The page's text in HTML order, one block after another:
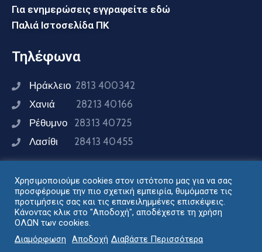
Για ενημερώσεις εγγραφείτε εδώ
Παλιά Ιστοσελίδα ΠΚ
Τηλέφωνα
Ηράκλειο 2813 400342
Χανιά 28213 40166
Ρέθυμνο 28313 40725
Λασίθι 28413 40455
Συνδεθείτε μαζί μας
Σχεδιασμός - Ανάπτυξη: Διεύθυνση Ηλεκτρονικής
Διακυβέρνησης Περιφέρειας Κρήτης © 2024
Χρησιμοποιούμε cookies στον ιστότοπο μας για να σας
προσφέρουμε την πιο σχετική εμπειρία, θυμόμαστε τις
προτιμήσεις σας και τις επανειλημμένες επισκέψεις.
Κάνοντας κλικ στο "Αποδοχή", αποδέχεστε τη χρήση
ΟΛΩΝ των cookies.
Διαμόρφωση
Αποδοχή Διαβάστε Περισσότερα